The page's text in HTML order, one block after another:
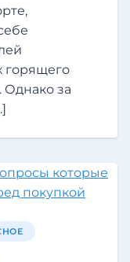
горящего
за